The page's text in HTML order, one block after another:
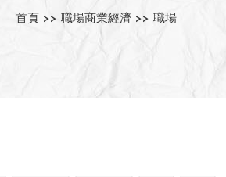
首頁 >> 職場商業經濟 >> 職場